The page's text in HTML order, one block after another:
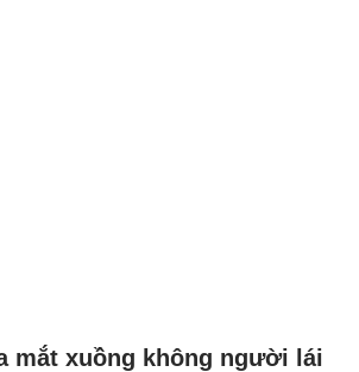
mắt xuồng không người lái